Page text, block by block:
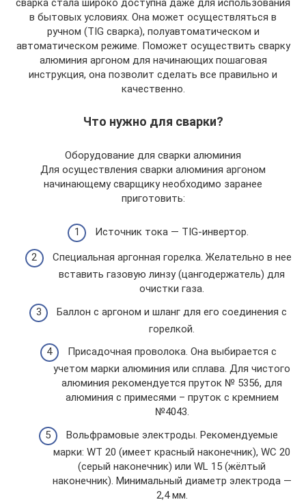
сварка стала широко доступна даже для использования
в бытовых условиях. Она может осуществляться в
ручном (TIG сварка), полуавтоматическом и
автоматическом режиме. Поможет осуществить сварку
алюминия аргоном для начинающих пошаговая
инструкция, она позволит сделать все правильно и
качественно.
Что нужно для сварки?
Оборудование для сварки алюминия
Для осуществления сварки алюминия аргоном
начинающему сварщику необходимо заранее
приготовить:
Источник тока — TIG-инвертор.
Специальная аргонная горелка. Желательно в нее
вставить газовую линзу (цангодержатель) для
очистки газа.
Баллон с аргоном и шланг для его соединения с
горелкой.
Присадочная проволока. Она выбирается с
учетом марки алюминия или сплава. Для чистого
алюминия рекомендуется пруток № 5356, для
алюминия с примесями – пруток с кремнием
№4043.
Вольфрамовые электроды. Рекомендуемые
марки: WT 20 (имеет красный наконечник), WC 20
(серый наконечник) или WL 15 (жёлтый
наконечник). Минимальный диаметр электрода —
2,4 мм.